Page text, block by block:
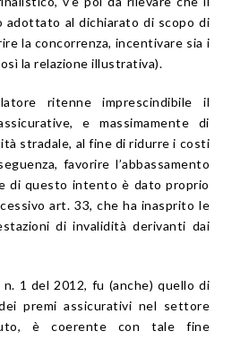
adottato al dichiarato di scopo di
la concorrenza, incentivare sia i
la relazione illustrativa).
ritenne imprescindibile il
e massimamente di
stradale, al fine di ridurre i costi
favorire l’abbassamento
di questo intento è dato proprio
art. 33, che ha inasprito le
di invalidità derivanti dai
1 del 2012, fu (anche) quello di
premi assicurativi nel settore
è coerente con tale fine